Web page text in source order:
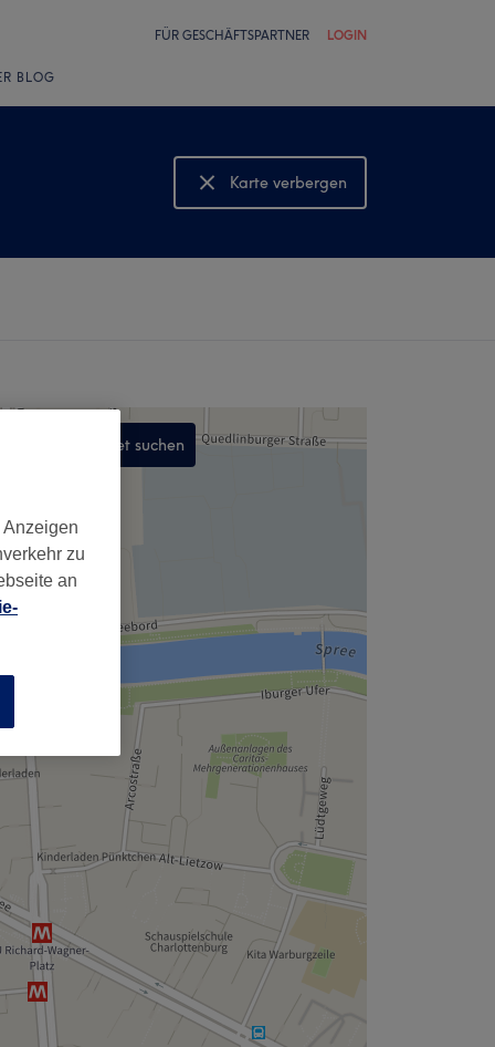
FÜR GESCHÄFTSPARTNER LOGIN
BLOG
Karte verbergen
Karte anzeigen
In diesem Gebiet suchen
zu
an